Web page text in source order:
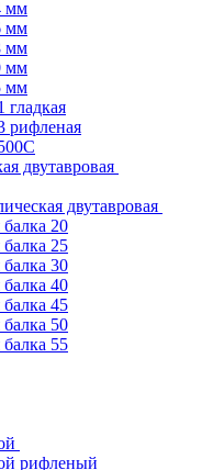
мм
мм
мм
мм
мм
рифленая
двутавровая
двутавровая
балка 20
балка 25
балка 30
балка 40
балка 45
балка 50
балка 55
рифленый